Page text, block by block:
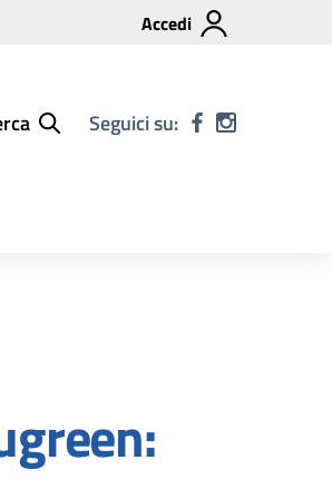
Accedi
Seguici su: